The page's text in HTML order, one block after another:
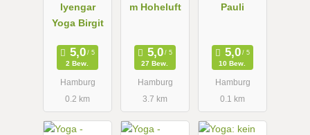
Iyengar
Yoga Birgit
2 Bew.
Hamburg
0.2 km
m Hoheluft
27 Bew.
Hamburg
3.7 km
Pauli
10 Bew.
Hamburg
0.1 km